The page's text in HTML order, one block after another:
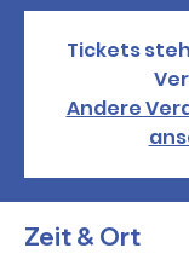
Tickets
Andere
Zeit & Ort